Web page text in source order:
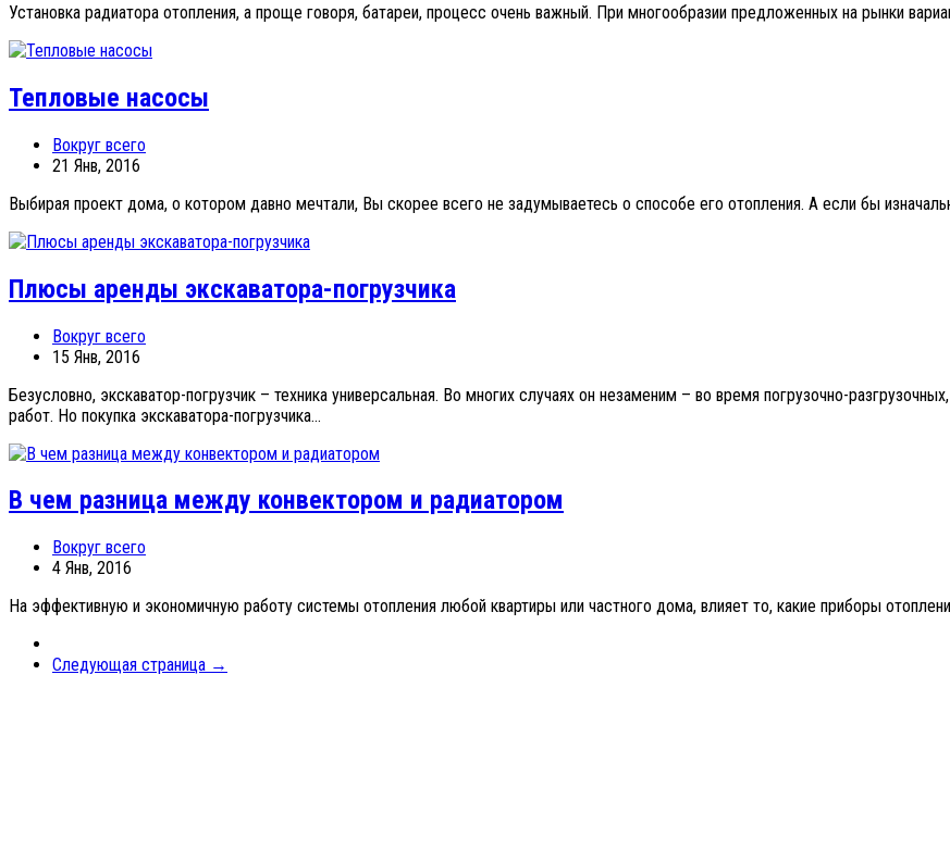
Установка радиатора отопления, а проще говоря, батареи, процесс очень важный. При многообразии предложенных на рынки
Тепловые насосы
Вокруг всего
21 Янв, 2016
Выбирая проект дома, о котором давно мечтали, Вы скорее всего не задумываетесь о способе его отопления. А если бы
Плюсы аренды экскаватора-погрузчика
Вокруг всего
15 Янв, 2016
Безусловно, экскаватор-погрузчик – техника универсальная. Во многих случаях он незаменим – во время погрузочно-
работ. Но покупка экскаватора-погрузчика...
В чем разница между конвектором и радиатором
Вокруг всего
4 Янв, 2016
На эффективную и экономичную работу системы отопления любой квартиры или частного дома, влияет то, какие приборы
Следующая страница →